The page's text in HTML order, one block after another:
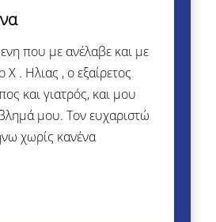
που με ανέλαβε και με
Χ . Ηλιας , ο εξαίρετος
και γιατρός, και μου
μου. Τον ευχαριστώ
χωρίς κανένα